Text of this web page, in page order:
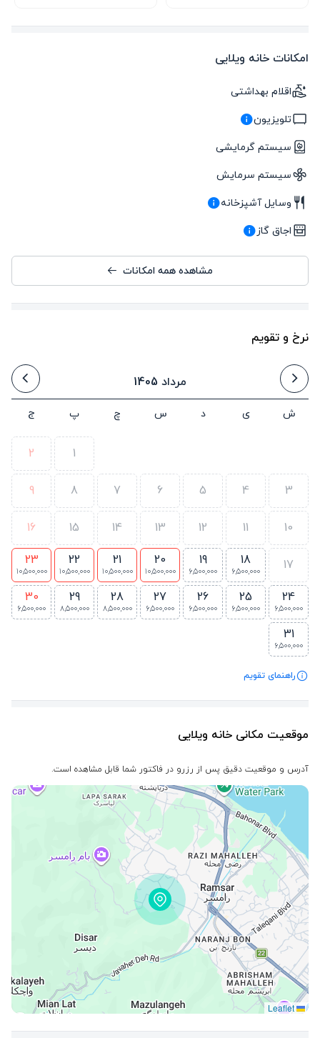
امکانات خانه ویلایی
اقلام بهداشتی
تلویزیون
سیستم گرمایشی
سیستم سرمایش
وسایل آشپزخانه
اجاق گاز
مشاهده همه امکانات
نرخ و تقویم
مرداد 1405
ش ی د س چ پ ج
1
2
3
4
5
6
7
8
9
10
11
12
13
14
15
16
17
18
6,500,000
19
6,500,000
20
10,500,000
21
10,500,000
22
10,500,000
23
10,500,000
24
6,500,000
25
6,500,000
26
6,500,000
27
6,500,000
28
8,500,000
29
8,500,000
30
6,500,000
31
6,500,000
راهنمای تقویم
موقعیت مکانی خانه ویلایی
آدرس و موقعیت دقیق پس از رزرو در فاکتور شما قابل مشاهده است.